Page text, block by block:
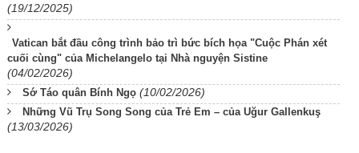
(19/12/2025)
Vatican bắt đầu công trình bảo trì bức bích họa "Cuộc Phán xét
cuối cùng" của Michelangelo tại Nhà nguyện Sistine
(04/02/2026)
Sớ Táo quân Bính Ngọ (10/02/2026)
Những Vũ Trụ Song Song của Trẻ Em – của Uğur Gallenkuş
(13/03/2026)